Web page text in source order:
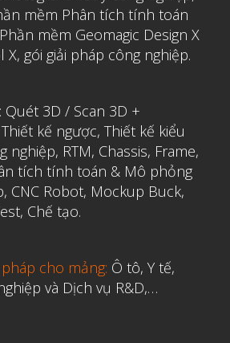
mềm Phân tích tính toán
Phần mềm Geomagic Design X
X, gói giải pháp công nghiệp.
: Quét 3D / Scan 3D +
kế ngược, Thiết kế kiểu
nghiệp, RTM, Chassis, Frame,
tích tính toán & Mô phỏng
, CNC Robot, Mockup Buck,
Chế tạo.
cho mảng: Ô tô, Y tế,
và Dịch vụ R&D,…